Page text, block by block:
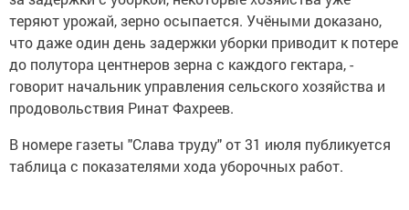
теряют урожай, зерно осыпается. Учёными доказано,
что даже один день задержки уборки приводит к потере
до полутора центнеров зерна с каждого гектара, -
говорит начальник управления сельского хозяйства и
продовольствия Ринат Фахреев.
В номере газеты "Слава труду" от 31 июля публикуется
таблица с показателями хода уборочных работ.